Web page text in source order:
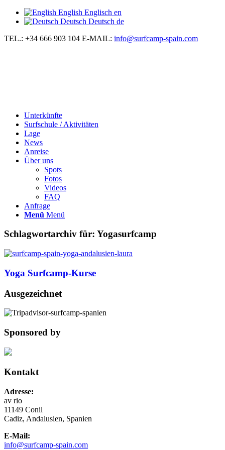
English Englisch en
Deutsch Deutsch de
TEL.: +34 666 903 104 E-MAIL: info@surfcamp-spain.com
Unterkünfte
Surfschule / Aktivitäten
Lage
News
Anreise
Über uns
Spots
Fotos
Videos
FAQ
Anfrage
Menü Menü
Schlagwortarchiv für: Yogasurfcamp
Yoga Surfcamp-Kurse
Ausgezeichnet
Sponsored by
Kontakt
Adresse:
av rio
11149 Conil
Cadiz, Andalusien, Spanien
E-Mail:
info@surfcamp-spain.com